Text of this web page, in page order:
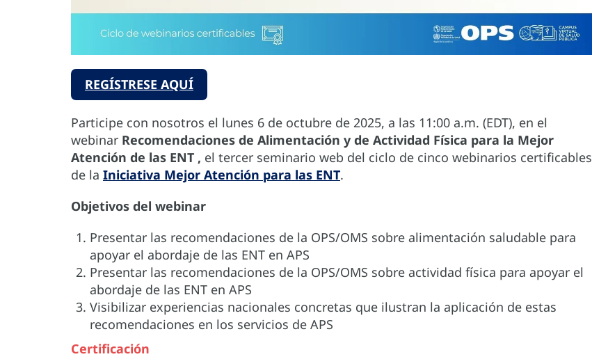
REGÍSTRESE AQUÍ
Participe con nosotros el lunes 6 de octubre de 2025, a las 11:00 a.m. (EDT), en el
webinar Recomendaciones de Alimentación y de Actividad Física para la Mejor
Atención de las ENT , el tercer seminario web del ciclo de cinco webinarios certificables
de la Iniciativa Mejor Atención para las ENT.
Objetivos del webinar
Presentar las recomendaciones de la OPS/OMS sobre alimentación saludable para
apoyar el abordaje de las ENT en APS
Presentar las recomendaciones de la OPS/OMS sobre actividad física para apoyar el
abordaje de las ENT en APS
Visibilizar experiencias nacionales concretas que ilustran la aplicación de estas
recomendaciones en los servicios de APS
Certificación